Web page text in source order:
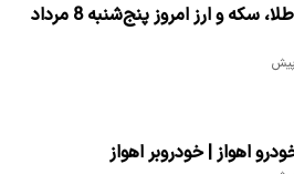
قیمت طلا، سکه و ارز امروز پنج‌شنبه 8 مرداد
اهواز | خودروبر اهواز